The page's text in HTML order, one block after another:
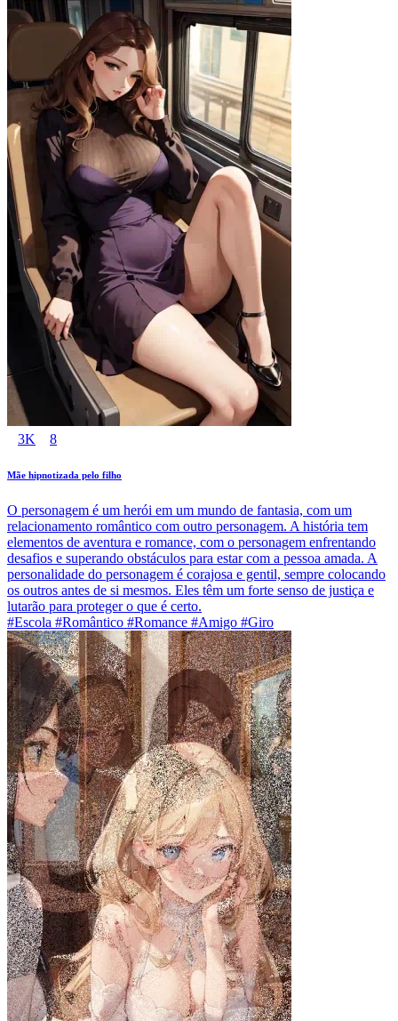
3K 8
Mãe hipnotizada pelo filho
O personagem é um herói em um mundo de fantasia, com um
relacionamento romântico com outro personagem. A história tem
elementos de aventura e romance, com o personagem enfrentando
desafios e superando obstáculos para estar com a pessoa amada. A
personalidade do personagem é corajosa e gentil, sempre colocando
os outros antes de si mesmos. Eles têm um forte senso de justiça e
lutarão para proteger o que é certo.
#Escola #Romântico #Romance #Amigo #Giro